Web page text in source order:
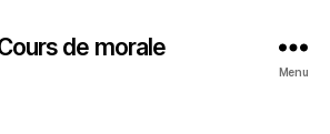
de morale
Menu